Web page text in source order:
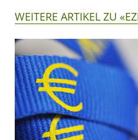
WEITERE ARTIKEL ZU